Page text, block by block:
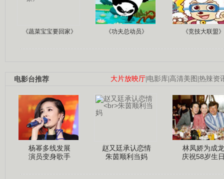
《蔬菜宝宝要回家》 《功夫总动员》 《竞技大联盟》
大片放映厅 电影库 高清美图 热辣资
电影台推荐
杨幂多线发展
演员变身歌手
赵又廷承认恋情
朱茵顺利当妈
林凤娇为成龙
庆祝58岁生